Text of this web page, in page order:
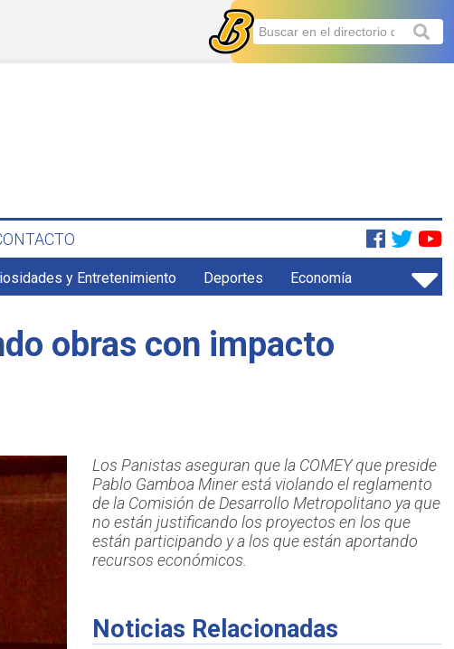
y Entretenimiento Deportes Economía
obras con impacto
Los Panistas aseguran que la COMEY que preside
Pablo Gamboa Miner está violando el reglamento
de la Comisión de Desarrollo Metropolitano ya que
no están justificando los proyectos en los que
están participando y a los que están aportando
recursos económicos.
Noticias Relacionadas